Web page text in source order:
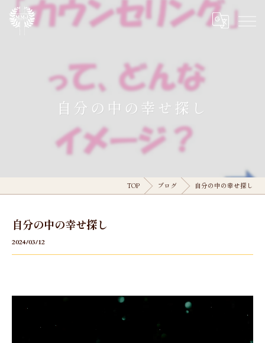
自分の中の幸せ探し
TOP ブログ 自分の中の幸せ探し
自分の中の幸せ探し
2024/03/12